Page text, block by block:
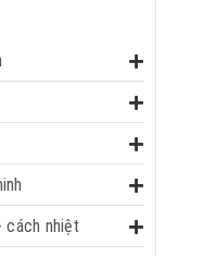
cách nhiệt